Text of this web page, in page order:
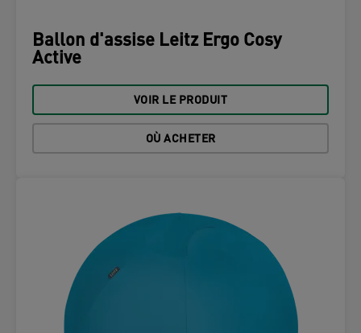
Ballon d'assise Leitz Ergo Cosy
Active
VOIR LE PRODUIT
OÙ ACHETER